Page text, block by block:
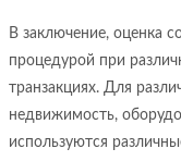
В заключение, оценка
процедурой при
транзакциях. Для
недвижимость,
используются